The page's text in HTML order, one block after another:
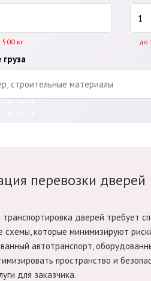
кг до
перевозки дверей
дверей требует
схемы, которые минимизируют
автотранспорт,
пространство и
для заказчика.